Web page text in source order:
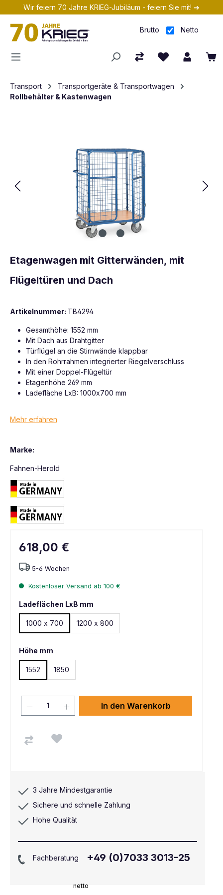
Zum Hauptinhalt springen
Wir feiern 70 Jahre KRIEG-Jubiläum - feiern Sie mit! ➔
Brutto Netto
Transport
Transportgeräte & Transportwagen
Rollbehälter & Kastenwagen
Etagenwagen mit Gitterwänden, mit
Flügeltüren und Dach
Artikelnummer: TB4294
Gesamthöhe: 1552 mm
Mit Dach aus Drahtgitter
Türflügel an die Stirnwände klappbar
In den Rohrrahmen integrierter Riegelverschluss
Mit einer Doppel-Flügeltür
Etagenhöhe 269 mm
Ladefläche LxB: 1000x700 mm
Mehr erfahren
Marke:
Fahnen-Herold
618,00 €
netto
5-6 Wochen
Kostenloser Versand ab 100 €
Ladeflächen LxB mm
1000 x 700 1200 x 800
Höhe mm
1552 1850
In den Warenkorb
3 Jahre Mindestgarantie
Sichere und schnelle Zahlung
Hohe Qualität
Fachberatung +49 (0)7033 3013-25